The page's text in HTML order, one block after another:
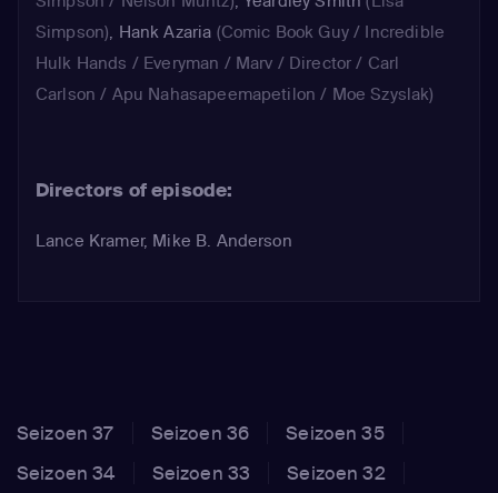
Simpson), Hank Azaria (Comic Book Guy / Incredible
Hulk Hands / Everyman / Marv / Director / Carl
Carlson / Apu Nahasapeemapetilon / Moe Szyslak)
Directors of episode:
Lance Kramer, Mike B. Anderson
Seizoen 37 Seizoen 36
Seizoen 35
Seizoen 34
Seizoen 33
Seizoen 32